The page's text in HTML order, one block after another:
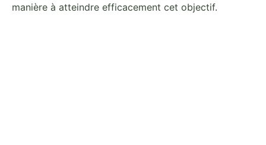
manière à atteindre efficacement cet objectif.